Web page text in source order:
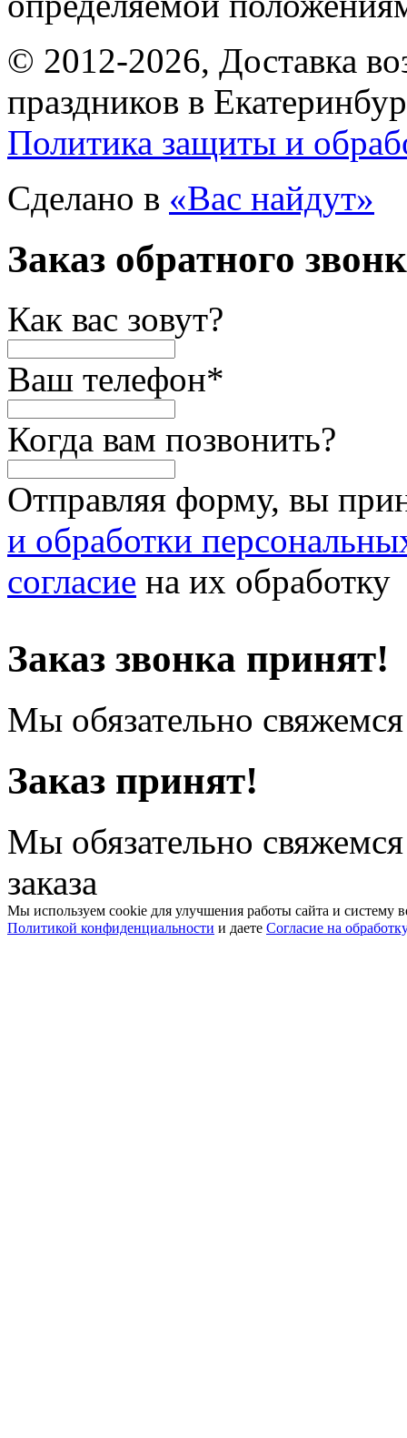
© 2012-2026, Доставка
праздников в
Политика защиты и
Сделано в «Вас найдут»
Заказ обратного
Как вас зовут?
Ваш телефон*
Когда вам позвонить?
Отправляя форму, вы
и обработки
согласие на их обработку
Заказ звонка принят!
Мы обязательно
Заказ принят!
Мы обязательно
заказа
Мы используем cookie для улучшения работы сайта и систему
Политикой конфиденциальности и даете Согласие на